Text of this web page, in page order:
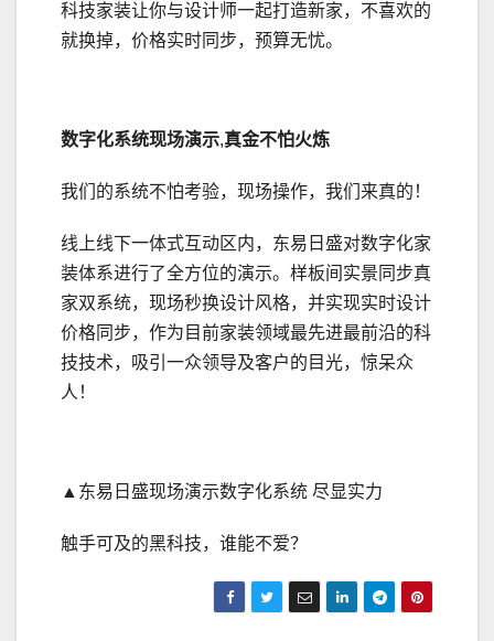
科技家装让你与设计师一起打造新家，不喜欢的
就换掉，价格实时同步，预算无忧。
数字化系统现场演示,真金不怕火炼
我们的系统不怕考验，现场操作，我们来真的！
线上线下一体式互动区内，东易日盛对数字化家
装体系进行了全方位的演示。样板间实景同步真
家双系统，现场秒换设计风格，并实现实时设计
价格同步，作为目前家装领域最先进最前沿的科
技技术，吸引一众领导及客户的目光，惊呆众
人！
▲东易日盛现场演示数字化系统 尽显实力
触手可及的黑科技，谁能不爱？